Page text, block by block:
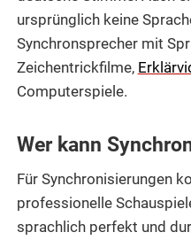
DE | EN
ursprünglich keine
Synchronsprecher mit
Zeichentrickfilme,
Computerspiele.
Wer kann
Für Synchronisierungen
professionelle
sprachlich perfekt und